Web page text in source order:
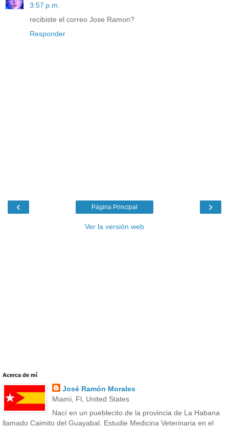
3:57 p.m.
recibiste el correo Jose Ramon?
Responder
‹ ›
Página Principal
Ver la versión web
Acerca de mí
José Ramón Morales
Miami, Fl, United States
Nací en un pueblecito de la provincia de La Habana
llamado Caimito del Guayabal. Estudie Medicina Veterinaria en el